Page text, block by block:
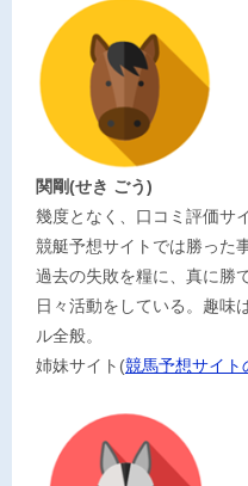
関剛(せき ごう)
幾度となく、口コミ評価サ
競艇予想サイトでは勝った
過去の失敗を糧に、真に勝
日々活動をしている。趣味
ル全般。
姉妹サイト(競馬予想サイト